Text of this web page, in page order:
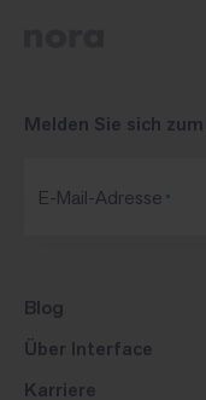
Blog
Über Interface
Karriere
Melden Sie sich zum
E-Mail-Adresse